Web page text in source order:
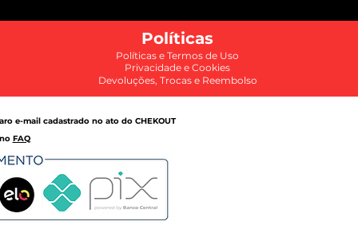
Políticas
Políticas e Termos de Uso
Privacidade e Cookies
Devoluções, Trocas e Reembolso
e-mail cadastrado no ato do CHEKOUT
FAQ